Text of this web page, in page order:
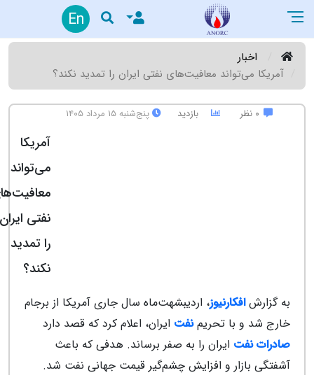
En
اخبار
آمریکا می‌تواند معافیت‌های نفتی ایران را تمدید نکند؟
پنج‌شنبه ۱۵ مرداد ۱۴۰۵ بازدید
آمریکا
می‌تواند
نفتی ایران
را تمدید
نکند؟
به گزارشافکارنیوز، اردیبشهت‌ماه سال جاری آمریکا از برجام
خارج شد و با تحریمنفت ایران، اعلام کرد که قصد دارد
صادرات نفت ایران را به صفر برساند. هدفی که باعث
آشفتگی بازار و افزایش چشم‌گیر قیمت جهانی نفت شد.